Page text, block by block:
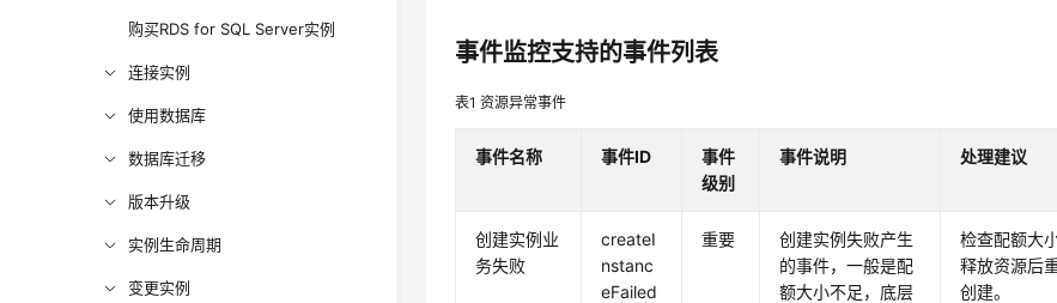
购买RDS for SQL Server实例
连接实例
使用数据库
数据库迁移
版本升级
实例生命周期
变更实例
事件监控支持的事件列表
表1资源异常事件
事件名称 事件ID
事件
级别
事件说明 处理建议
创建实例业
务失败
createI
nstanc
eFailed
重要
创建实例失败产生
的事件，一般是配
额大小不足，底层
检查配额大小
释放资源后
创建。